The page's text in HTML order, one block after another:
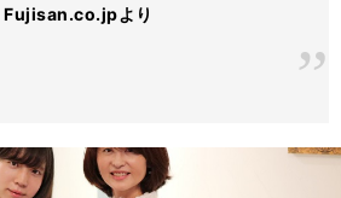
Fujisan.co.jpより